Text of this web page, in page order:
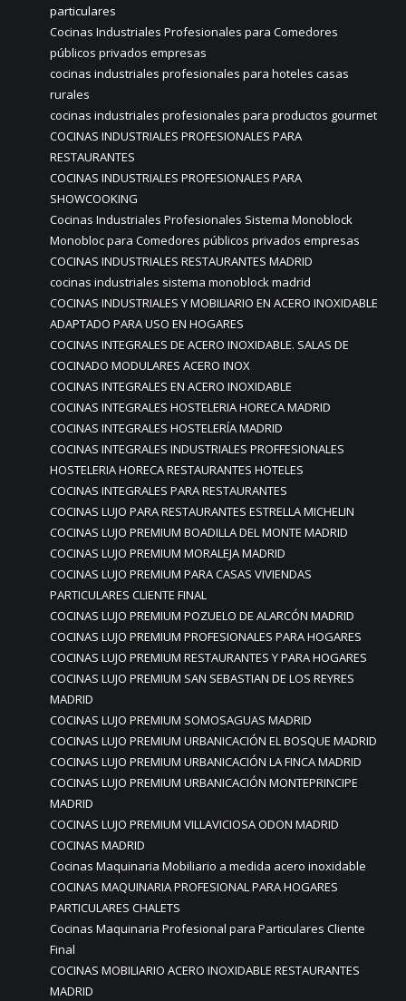
particulares
Cocinas Industriales Profesionales para Comedores
públicos privados empresas
cocinas industriales profesionales para hoteles casas
rurales
cocinas industriales profesionales para productos gourmet
COCINAS INDUSTRIALES PROFESIONALES PARA
RESTAURANTES
COCINAS INDUSTRIALES PROFESIONALES PARA
SHOWCOOKING
Cocinas Industriales Profesionales Sistema Monoblock
Monobloc para Comedores públicos privados empresas
COCINAS INDUSTRIALES RESTAURANTES MADRID
cocinas industriales sistema monoblock madrid
COCINAS INDUSTRIALES Y MOBILIARIO EN ACERO INOXIDABLE
ADAPTADO PARA USO EN HOGARES
COCINAS INTEGRALES DE ACERO INOXIDABLE. SALAS DE
COCINADO MODULARES ACERO INOX
COCINAS INTEGRALES EN ACERO INOXIDABLE
COCINAS INTEGRALES HOSTELERIA HORECA MADRID
COCINAS INTEGRALES HOSTELERÍA MADRID
COCINAS INTEGRALES INDUSTRIALES PROFFESIONALES
HOSTELERIA HORECA RESTAURANTES HOTELES
COCINAS INTEGRALES PARA RESTAURANTES
COCINAS LUJO PARA RESTAURANTES ESTRELLA MICHELIN
COCINAS LUJO PREMIUM BOADILLA DEL MONTE MADRID
COCINAS LUJO PREMIUM MORALEJA MADRID
COCINAS LUJO PREMIUM PARA CASAS VIVIENDAS
PARTICULARES CLIENTE FINAL
COCINAS LUJO PREMIUM POZUELO DE ALARCÓN MADRID
COCINAS LUJO PREMIUM PROFESIONALES PARA HOGARES
COCINAS LUJO PREMIUM RESTAURANTES Y PARA HOGARES
COCINAS LUJO PREMIUM SAN SEBASTIAN DE LOS REYRES
MADRID
COCINAS LUJO PREMIUM SOMOSAGUAS MADRID
COCINAS LUJO PREMIUM URBANICACIÓN EL BOSQUE MADRID
COCINAS LUJO PREMIUM URBANICACIÓN LA FINCA MADRID
COCINAS LUJO PREMIUM URBANICACIÓN MONTEPRINCIPE
MADRID
COCINAS LUJO PREMIUM VILLAVICIOSA ODON MADRID
COCINAS MADRID
Cocinas Maquinaria Mobiliario a medida acero inoxidable
COCINAS MAQUINARIA PROFESIONAL PARA HOGARES
PARTICULARES CHALETS
Cocinas Maquinaria Profesional para Particulares Cliente
Final
COCINAS MOBILIARIO ACERO INOXIDABLE RESTAURANTES
MADRID